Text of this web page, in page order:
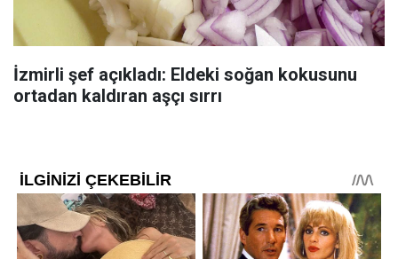
İzmirli şef açıkladı: Eldeki soğan kokusunu
ortadan kaldıran aşçı sırrı